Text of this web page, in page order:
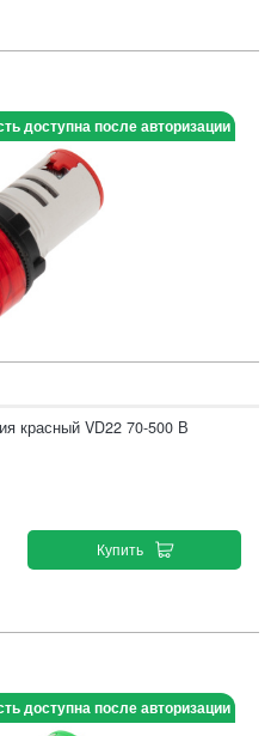
доступна после авторизации
красный VD22 70-500 В
Купить
доступна после авторизации